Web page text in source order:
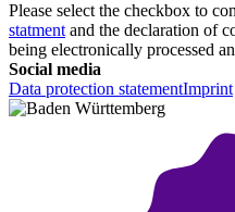
Please select the checkbox to
statmentand the declaration of
being electronically processed
Social media
Data protection statementImprint